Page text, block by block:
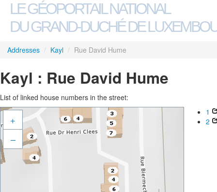
LE GÉOPORTAIL NATIONAL
DU GRAND-DUCHÉ DE
Addresses / Kayl / Rue David Hume
Kayl : Rue David Hume
List of linked house numbers in the street:
+
–
1
2